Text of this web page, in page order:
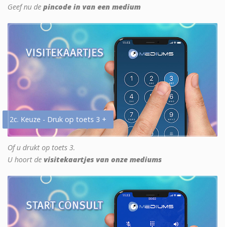
Geef nu de pincode in van een medium
2c. Keuze - Druk op toets 3 +
Of u drukt op toets 3.
U hoort de visitekaartjes van onze mediums